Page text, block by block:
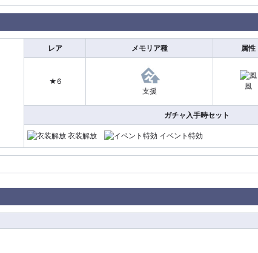
レア メモリア種 属性
★6
支援
風
ガチャ入手時セット
衣装解放 イベント特効